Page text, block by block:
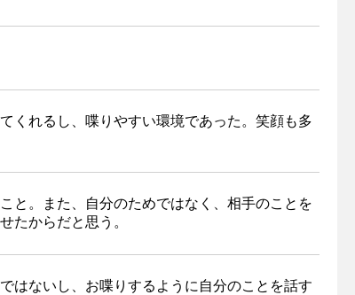
くれるし、喋りやすい環境であった。笑顔も多
と。また、自分のためではなく、相手のことを
たからだと思う。
はないし、お喋りするように自分のことを話す